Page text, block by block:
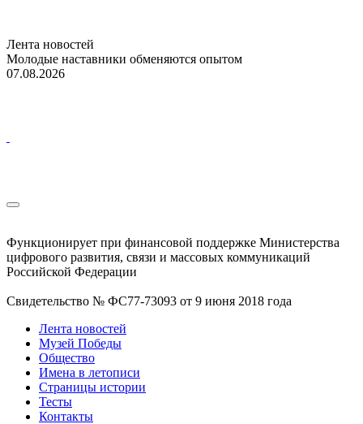
Лента новостей
Молодые наставники обменяются опытом
07.08.2026
Функционирует при финансовой поддержке Министерства
цифрового развития, связи и массовых коммуникаций
Российской Федерации
Свидетельство № ФС77-73093 от 9 июня 2018 года
Лента новостей
Музей Победы
Общество
Имена в летописи
Страницы истории
Тесты
Контакты